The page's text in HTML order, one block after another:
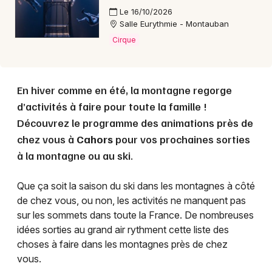
Je m'abonne
Le 16/10/2026
Salle Eurythmie - Montauban
Cirque
En hiver comme en été, la montagne regorge
d’activités à faire pour toute la famille !
Découvrez le programme des animations près de
chez vous à Cahors pour vos prochaines sorties
à la montagne ou au ski.
Que ça soit la saison du ski dans les montagnes à côté
de chez vous, ou non, les activités ne manquent pas
sur les sommets dans toute la France. De nombreuses
idées sorties au grand air rythment cette liste des
choses à faire dans les montagnes près de chez
vous.